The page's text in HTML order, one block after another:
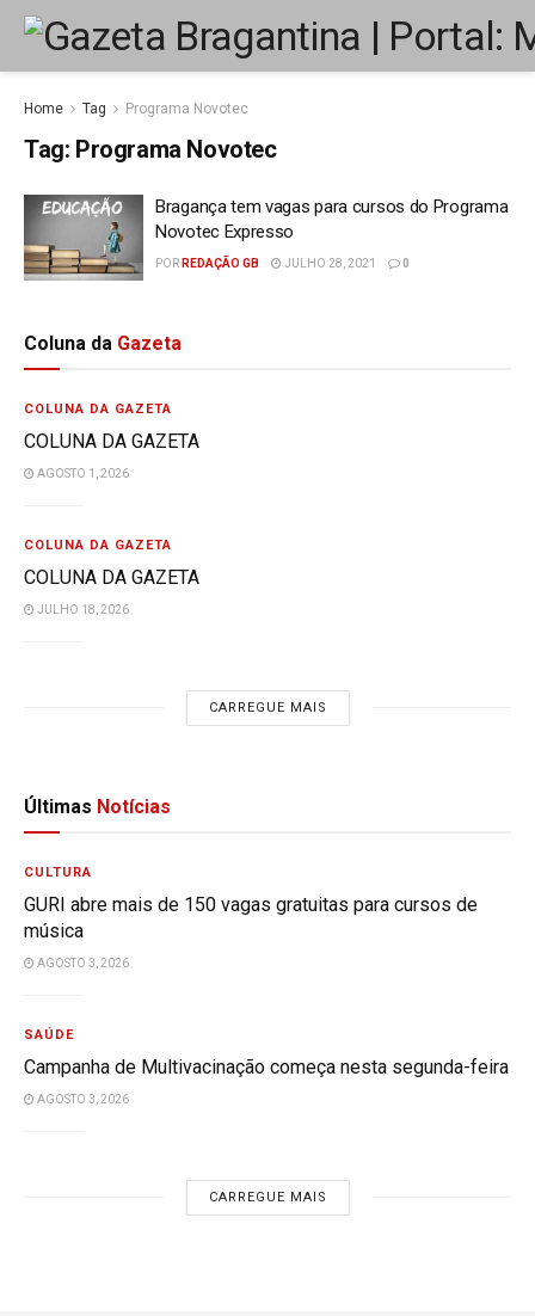
Home Tag Programa Novotec
Tag: Programa Novotec
Bragança tem vagas para cursos do Programa
Novotec Expresso
POR REDAÇÃO GB JULHO 28, 2021 0
Coluna da Gazeta
COLUNA DA GAZETA
COLUNA DA GAZETA
AGOSTO 1, 2026
COLUNA DA GAZETA
COLUNA DA GAZETA
JULHO 18, 2026
CARREGUE MAIS
Últimas Notícias
CULTURA
GURI abre mais de 150 vagas gratuitas para cursos de
música
AGOSTO 3, 2026
SAÚDE
Campanha de Multivacinação começa nesta segunda-feira
AGOSTO 3, 2026
CARREGUE MAIS